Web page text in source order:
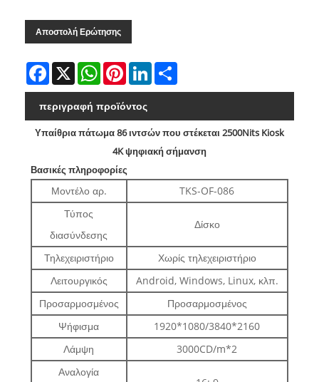
Αποστολή Ερώτησης
Facebook
X WhatsAppPinterestLinkedIn
περιγραφή προϊόντος
Υπαίθρια πάτωμα 86 ιντσών που στέκεται 2500Nits Kiosk
4K ψηφιακή σήμανση
Βασικές πληροφορίες
Μοντέλο αρ.
TKS-OF-086
Τύπος
διασύνδεσης
Δίσκο
Τηλεχειριστήριο
Χωρίς τηλεχειριστήριο
Λειτουργικός
Android, Windows, Linux, κλπ.
Προσαρμοσμένος
Προσαρμοσμένος
Ψήφισμα
1920*1080/3840*2160
Λάμψη
3000CD/m*2
Αναλογία